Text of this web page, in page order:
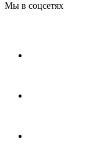
Мы в соцсетях